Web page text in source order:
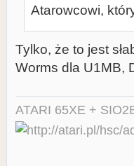
Atarowcowi,
Tylko, że to jest
Worms dla U1MB,
ATARI 65XE +